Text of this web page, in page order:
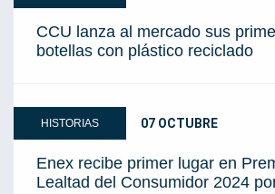
CCU lanza al mercado sus
botellas con plástico reciclado
HISTORIAS 07 OCTUBRE
Enex recibe primer lugar en
Lealtad del Consumidor 2024